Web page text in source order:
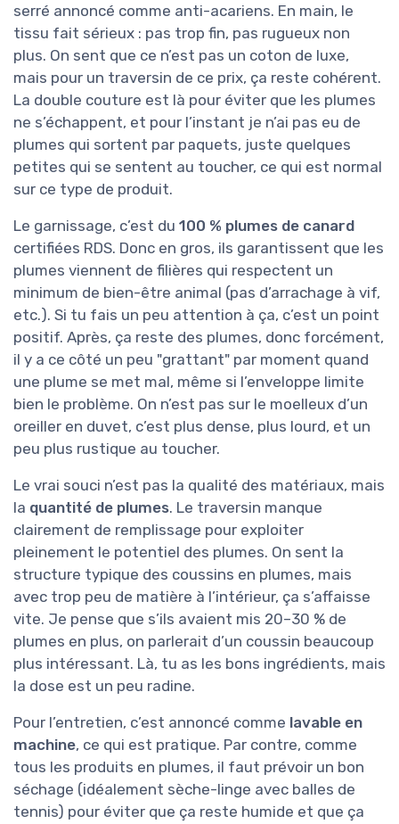
serré annoncé comme anti-acariens. En main, le
tissu fait sérieux : pas trop fin, pas rugueux non
plus. On sent que ce n’est pas un coton de luxe,
mais pour un traversin de ce prix, ça reste cohérent.
La double couture est là pour éviter que les plumes
ne s’échappent, et pour l’instant je n’ai pas eu de
plumes qui sortent par paquets, juste quelques
petites qui se sentent au toucher, ce qui est normal
sur ce type de produit.
Le garnissage, c’est du 100 % plumes de canard
certifiées RDS. Donc en gros, ils garantissent que les
plumes viennent de filières qui respectent un
minimum de bien-être animal (pas d’arrachage à vif,
etc.). Si tu fais un peu attention à ça, c’est un point
positif. Après, ça reste des plumes, donc forcément,
il y a ce côté un peu "grattant" par moment quand
une plume se met mal, même si l’enveloppe limite
bien le problème. On n’est pas sur le moelleux d’un
oreiller en duvet, c’est plus dense, plus lourd, et un
peu plus rustique au toucher.
Le vrai souci n’est pas la qualité des matériaux, mais
la quantité de plumes. Le traversin manque
clairement de remplissage pour exploiter
pleinement le potentiel des plumes. On sent la
structure typique des coussins en plumes, mais
avec trop peu de matière à l’intérieur, ça s’affaisse
vite. Je pense que s’ils avaient mis 20–30 % de
plumes en plus, on parlerait d’un coussin beaucoup
plus intéressant. Là, tu as les bons ingrédients, mais
la dose est un peu radine.
Pour l’entretien, c’est annoncé comme lavable en
machine, ce qui est pratique. Par contre, comme
tous les produits en plumes, il faut prévoir un bon
séchage (idéalement sèche-linge avec balles de
tennis) pour éviter que ça reste humide et que ça